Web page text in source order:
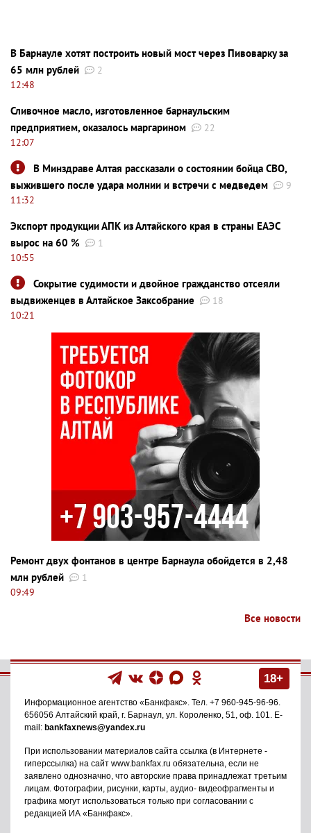
В Барнауле хотят построить новый мост через Пивоварку за
65 млн рублей
2
12:48
Сливочное масло, изготовленное барнаульским
предприятием, оказалось маргарином
22
12:07
В Минздраве Алтая рассказали о состоянии бойца СВО,
выжившего после удара молнии и встречи с медведем
9
11:32
Экспорт продукции АПК из Алтайского края в страны ЕАЭС
вырос на 60 %
1
10:55
Сокрытие судимости и двойное гражданство отсеяли
выдвиженцев в Алтайское Заксобрание
18
10:21
Ремонт двух фонтанов в центре Барнаула обойдется в 2,48
млн рублей
1
09:49
Все новости
18+
Информационное агентство «Банкфакс» . Тел. +7 960-945-96-96
656056 Алтайский край, г. Барнаул ул. Короленко, 51, оф. 101
. E-
mail: bankfaxnews@yandex.ru
При использовании материалов сайта ссылка (в Интернете -
гиперссылка) на сайт www.bankfax.ru обязательна, если не
заявлено однозначно, что авторские права принадлежат третьим
лицам. Фотографии, рисунки, карты, аудио- видеофрагменты и
графика могут использоваться только при согласовании с
редакцией ИА «Банкфакс».